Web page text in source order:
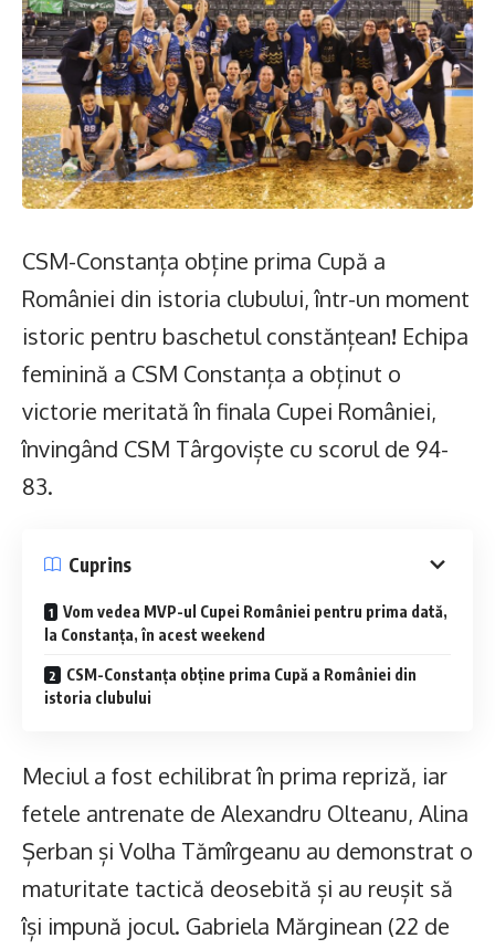
CSM-Constanța obține prima Cupă a
României din istoria clubului, într-un moment
istoric pentru baschetul constănțean! Echipa
feminină a CSM Constanța a obținut o
victorie meritată în finala Cupei României,
învingând CSM Târgoviște cu scorul de 94-
83.
Cuprins
Vom vedea MVP-ul Cupei României pentru prima dată,
la Constanța, în acest weekend
CSM-Constanța obține prima Cupă a României din
istoria clubului
Meciul a fost echilibrat în prima repriză, iar
fetele antrenate de Alexandru Olteanu, Alina
Șerban și Volha Tămîrgeanu au demonstrat o
maturitate tactică deosebită și au reușit să
își impună jocul. Gabriela Mărginean (22 de